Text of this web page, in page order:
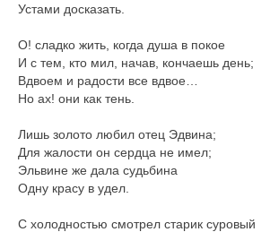
Устами досказать.
О! сладко жить, когда душа в покое
И с тем, кто мил, начав, кончаешь день;
Вдвоем и радости все вдвое…
Но ах! они как тень.
Лишь золото любил отец Эдвина;
Для жалости он сердца не имел;
Эльвине же дала судьбина
Одну красу в удел.
С холодностью смотрел старик суровый